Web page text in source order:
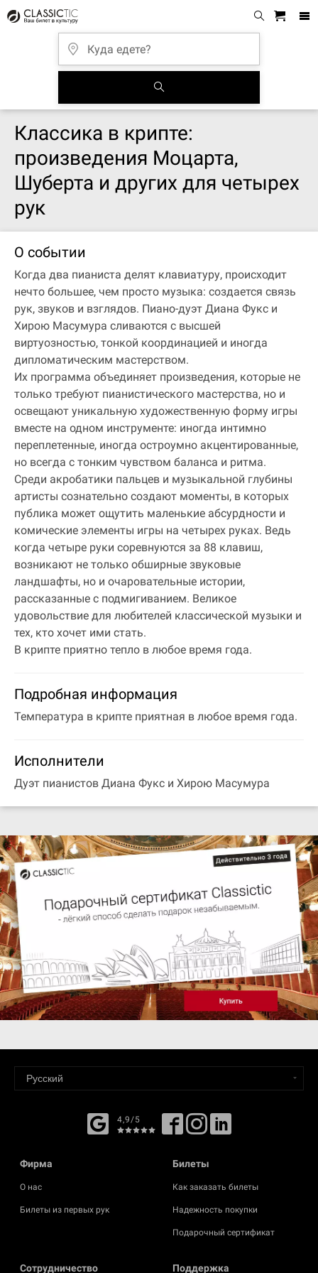
Классика в крипте:
произведения Моцарта,
Шуберта и других для четырех
рук
О событии
Когда два пианиста делят клавиатуру, происходит
нечто большее, чем просто музыка: создается связь
рук, звуков и взглядов. Пиано-дуэт Диана Фукс и
Хирою Масумура сливаются с высшей
виртуозностью, тонкой координацией и иногда
дипломатическим мастерством.
Их программа объединяет произведения, которые не
только требуют пианистического мастерства, но и
освещают уникальную художественную форму игры
вместе на одном инструменте: иногда интимно
переплетенные, иногда остроумно акцентированные,
но всегда с тонким чувством баланса и ритма.
Среди акробатики пальцев и музыкальной глубины
артисты сознательно создают моменты, в которых
публика может ощутить маленькие абсурдности и
комические элементы игры на четырех руках. Ведь
когда четыре руки соревнуются за 88 клавиш,
возникают не только обширные звуковые
ландшафты, но и очаровательные истории,
рассказанные с подмигиванием. Великое
удовольствие для любителей классической музыки и
тех, кто хочет ими стать.
В крипте приятно тепло в любое время года.
Подробная информация
Температура в крипте приятная в любое время года.
Исполнители
Дуэт пианистов Диана Фукс и Хирою Масумура
4,9/5
Фирма
О нас
Билеты из первых рук
Билеты
Как заказать билеты
Надежность покупки
Подарочный сертификат
Cотрудничество Поддержка